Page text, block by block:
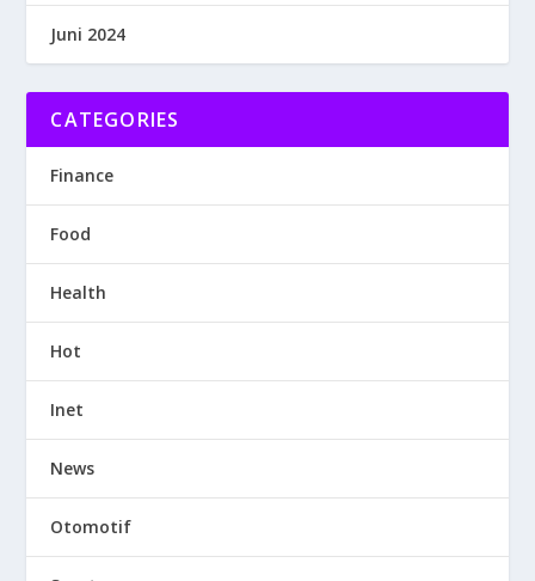
Juni 2024
CATEGORIES
Finance
Food
Health
Hot
Inet
News
Otomotif